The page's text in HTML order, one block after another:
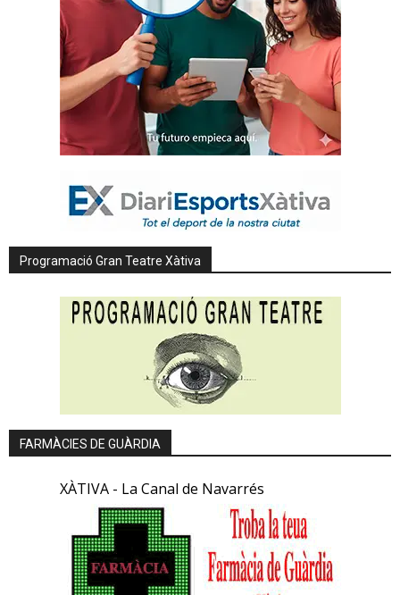
Programació Gran Teatre Xàtiva
FARMÀCIES DE GUÀRDIA
XÀTIVA - La Canal de Navarrés